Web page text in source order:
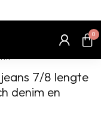
0
met rechte pijp,
7/8 lengte
denim en